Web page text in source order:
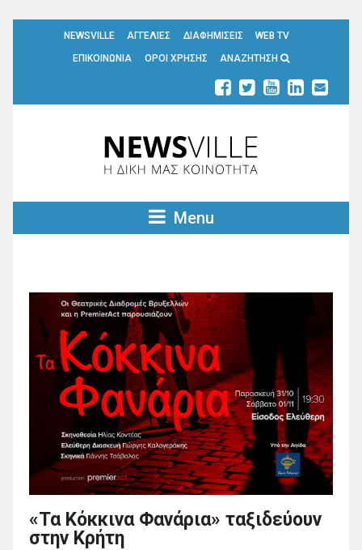
NEWSVILLE ΑΓΓΕΛΙΕΣ ΔΙΑΦΗΜΙΣΕΙΣ
WEB TV
ΕΠΙΚΟΙΝΩΝΙΑ
ΟΡΟΙ ΧΡΗΣΗΣ ΑΝΑΖΗΤΗΣΗ
Menu
«Τα Κόκκινα Φανάρια» ταξιδεύουν
στην Κρήτη